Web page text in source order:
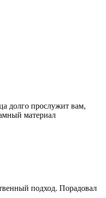
долго прослужит вам,
материал
подход. Порадовал